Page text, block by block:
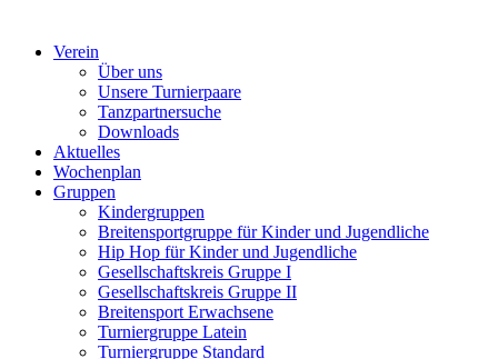
Verein
Über uns
Unsere Turnierpaare
Tanzpartnersuche
Downloads
Aktuelles
Wochenplan
Gruppen
Kindergruppen
Breitensportgruppe für Kinder und Jugendliche
Hip Hop für Kinder und Jugendliche​
Gesellschaftskreis Gruppe I
Gesellschaftskreis Gruppe II
Breitensport Erwachsene
Turniergruppe Latein
Turniergruppe Standard